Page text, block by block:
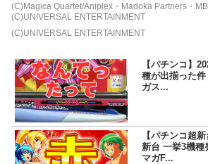
(C)Magica Quartet/Aniplex・Madoka Partners・
(C)UNIVERSAL ENTERTAINMENT
(C)UNIVERSAL ENTERTAINMENT
【パチンコ】
種が出揃った
ガス...
【パチンコ超
新台 一挙3機種
マガF...